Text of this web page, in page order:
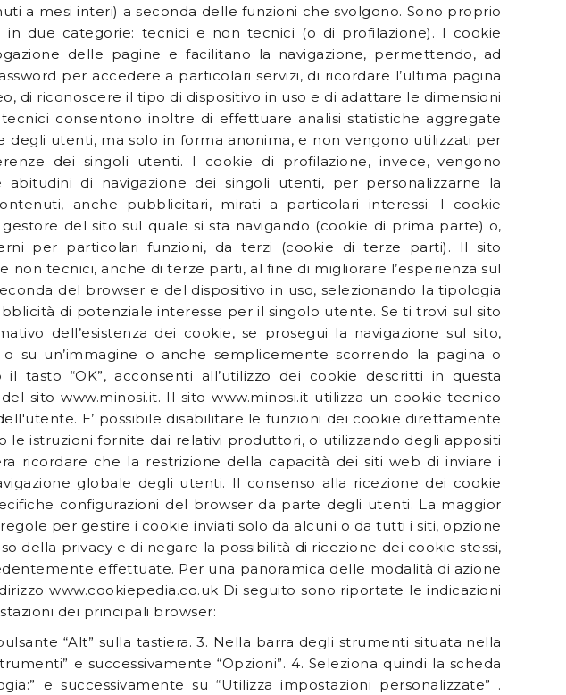
a mesi interi) a seconda delle funzioni che svolgono. Sono proprio
due categorie: tecnici e non tecnici (o di profilazione). I cookie
delle pagine e facilitano la navigazione, permettendo, ad
per accedere a particolari servizi, di ricordare l’ultima pagina
di riconoscere il tipo di dispositivo in uso e di adattare le dimensioni
consentono inoltre di effettuare analisi statistiche aggregate
degli utenti, ma solo in forma anonima, e non vengono utilizzati per
dei singoli utenti. I cookie di profilazione, invece, vengono
di navigazione dei singoli utenti, per personalizzarne la
anche pubblicitari, mirati a particolari interessi. I cookie
del sito sul quale si sta navigando (cookie di prima parte) o,
per particolari funzioni, da terzi (cookie di terze parti). Il sito
non tecnici, anche di terze parti, al fine di migliorare l’esperienza sul
del browser e del dispositivo in uso, selezionando la tipologia
di potenziale interesse per il singolo utente. Se ti trovi sul sito
dell’esistenza dei cookie, se prosegui la navigazione sul sito,
su un’immagine o anche semplicemente scorrendo la pagina o
tasto “OK”, acconsenti all’utilizzo dei cookie descritti in questa
sito www.minosi.it. Il sito www.minosi.it utilizza un cookie tecnico
E’ possibile disabilitare le funzioni dei cookie direttamente
le istruzioni fornite dai relativi produttori, o utilizzando degli appositi
ricordare che la restrizione della capacità dei siti web di inviare i
globale degli utenti. Il consenso alla ricezione dei cookie
configurazioni del browser da parte degli utenti. La maggior
per gestire i cookie inviati solo da alcuni o da tutti i siti, opzione
della privacy e di negare la possibilità di ricezione dei cookie stessi,
effettuate. Per una panoramica delle modalità di azione
www.cookiepedia.co.uk Di seguito sono riportate le indicazioni
dei principali browser:
“Alt” sulla tastiera. 3. Nella barra degli strumenti situata nella
e successivamente “Opzioni”. 4. Seleziona quindi la scheda
e successivamente su “Utilizza impostazioni personalizzate” .